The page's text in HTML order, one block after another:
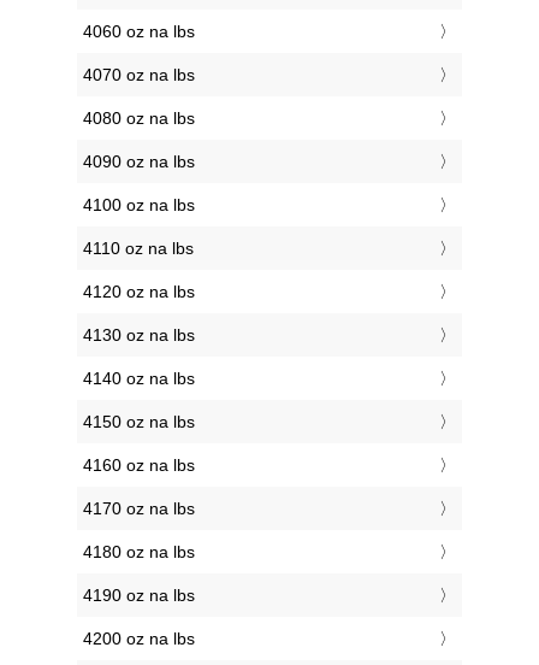
4060 oz na lbs
4070 oz na lbs
4080 oz na lbs
4090 oz na lbs
4100 oz na lbs
4110 oz na lbs
4120 oz na lbs
4130 oz na lbs
4140 oz na lbs
4150 oz na lbs
4160 oz na lbs
4170 oz na lbs
4180 oz na lbs
4190 oz na lbs
4200 oz na lbs